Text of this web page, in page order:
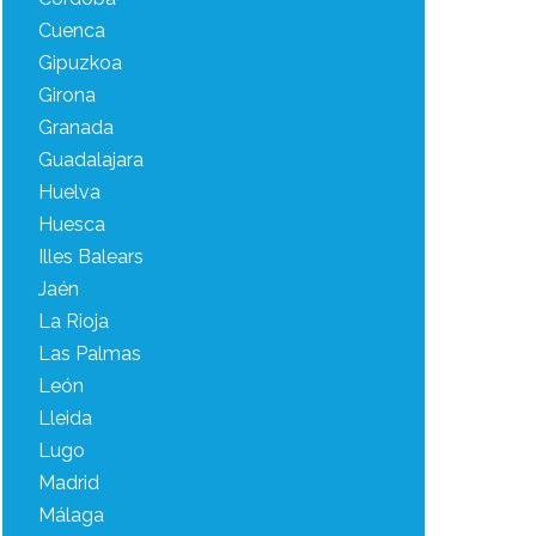
Cuenca
Gipuzkoa
Girona
Granada
Guadalajara
Huelva
Huesca
Illes Balears
Jaén
La Rioja
Las Palmas
León
Lleida
Lugo
Madrid
Málaga